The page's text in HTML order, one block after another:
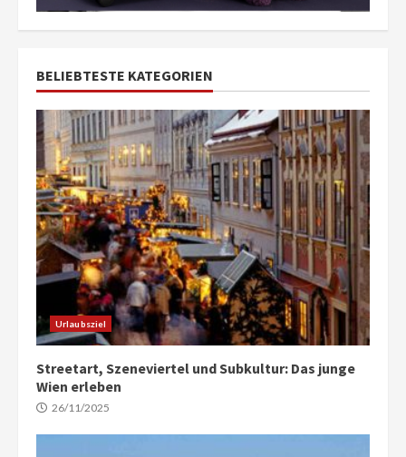
BELIEBTESTE KATEGORIEN
Urlaubsziel
Streetart, Szeneviertel und Subkultur: Das junge
Wien erleben
26/11/2025